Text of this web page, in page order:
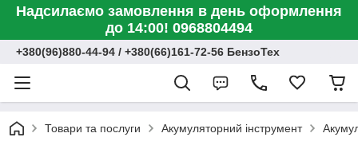
Надсилаємо замовлення в день оформлення
до 14:00! 0968804494
+380(96)880-44-94 / +380(66)161-72-56 БензоТех
Товари та послуги Акумуляторний інструмент